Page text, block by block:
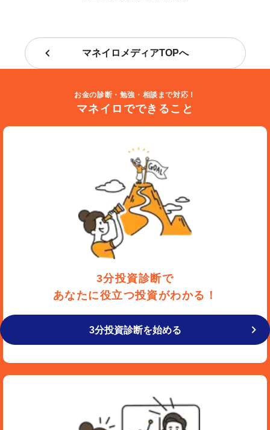
マネイロメディアTOPへ
お金の診断・勉強・相談まで対応！
マネイロでできること
3分投資診断で
あなたに役立つ投資がわかる！
3分投資診断を始める